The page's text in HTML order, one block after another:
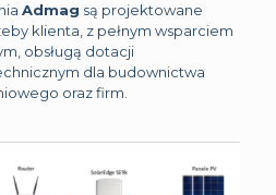
Admag są projektowane
klienta, z pełnym wsparciem
obsługą dotacji
dla budownictwa
oraz firm.